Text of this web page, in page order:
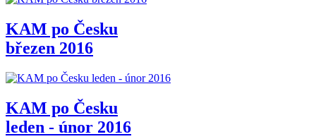
KAM po Česku
březen 2016
KAM po Česku
leden - únor 2016